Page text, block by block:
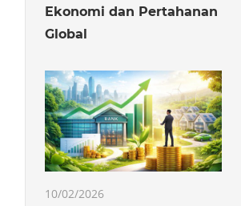
Ekonomi dan Pertahanan
Global
10/02/2026